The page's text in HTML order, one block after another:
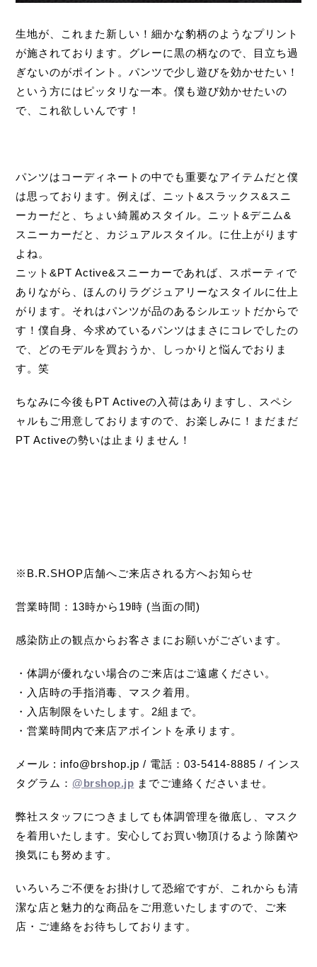
生地が、これまた新しい！細かな豹柄のようなプリント
が施されております。グレーに黒の柄なので、目立ち過
ぎないのがポイント。パンツで少し遊びを効かせたい！
という方にはピッタリな一本。僕も遊び効かせたいの
で、これ欲しいんです！
パンツはコーディネートの中でも重要なアイテムだと僕
は思っております。例えば、ニット&スラックス&スニ
ーカーだと、ちょい綺麗めスタイル。ニット&デニム&
スニーカーだと、カジュアルスタイル。に仕上がります
よね。
ニット&PT Active&スニーカーであれば、スポーティで
ありながら、ほんのりラグジュアリーなスタイルに仕上
がります。それはパンツが品のあるシルエットだからで
す！僕自身、今求めているパンツはまさにコレでしたの
で、どのモデルを買おうか、しっかりと悩んでおりま
す。笑
ちなみに今後もPT Activeの入荷はありますし、スペシ
ャルもご用意しておりますので、お楽しみに！まだまだ
PT Activeの勢いは止まりません！
※B.R.SHOP店舗へご来店される方へお知らせ
営業時間：13時から19時 (当面の間)
感染防止の観点からお客さまにお願いがございます。
・体調が優れない場合のご来店はご遠慮ください。
・入店時の手指消毒、マスク着用。
・入店制限をいたします。2組まで。
・営業時間内で来店アポイントを承ります。
メール : info@brshop.jp / 電話：03-5414-8885 / インス
タグラム： @brshop.jp までご連絡くださいませ。
弊社スタッフにつきましても体調管理を徹底し、マスク
を着用いたします。安心してお買い物頂けるよう除菌や
換気にも努めます。
いろいろご不便をお掛けして恐縮ですが、これからも清
潔な店と魅力的な商品をご用意いたしますので、ご来
店・ご連絡をお待ちしております。